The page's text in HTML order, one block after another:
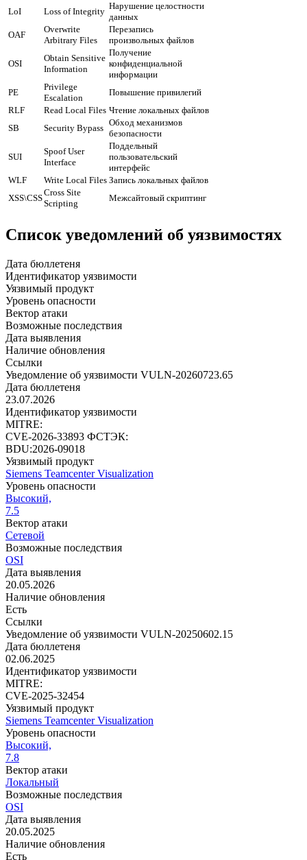
LoI
Loss of Integrity
Нарушение целостности
данных
OAF
Overwrite
Arbitrary Files
Перезапись
произвольных файлов
OSI
Obtain Sensitive
Information
Получение
конфиденциальной
информации
PE
Privilege
Escalation
Повышение привилегий
RLF
Read Local Files Чтение локальных файлов
SB
Security Bypass
Обход механизмов
безопасности
SUI
Spoof User
Interface
Поддельный
пользовательский
интерфейс
WLF
Write Local Files Запись локальных файлов
XSS\CSS
Cross Site
Scripting
Межсайтовый скриптинг
Список уведомлений об уязвимостях
Дата бюллетеня
Идентификатор уязвимости
Уязвимый продукт
Уровень опасности
Вектор атаки
Возможные последствия
Дата выявления
Наличие обновления
Ссылки
Уведомление об уязвимости VULN-20260723.65
Дата бюллетеня
23.07.2026
Идентификатор уязвимости
MITRE:
CVE-2026-33893 ФСТЭК:
BDU:2026-09018
Уязвимый продукт
Siemens Teamcenter Visualization
Уровень опасности
Высокий,
7.5
Вектор атаки
Сетевой
Возможные последствия
OSI
Дата выявления
20.05.2026
Наличие обновления
Есть
Ссылки
Уведомление об уязвимости VULN-20250602.15
Дата бюллетеня
02.06.2025
Идентификатор уязвимости
MITRE:
CVE-2025-32454
Уязвимый продукт
Siemens Teamcenter Visualization
Уровень опасности
Высокий,
7.8
Вектор атаки
Локальный
Возможные последствия
OSI
Дата выявления
20.05.2025
Наличие обновления
Есть